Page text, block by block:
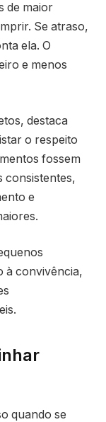
de maior
Se atraso,
ela. O
e menos
destaca
o respeito
fossem
consistentes,
e
à convivência,
quando se